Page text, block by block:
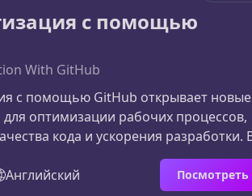
с инкапсуляцией стил
с помощью
With GitHub
с помощью GitHub открывает новые
оптимизации рабочих процессов,
кода и ускорения разработки.
познакомитесь с ключевыми
GitHub, которые позволяют
Английский Посмотреть